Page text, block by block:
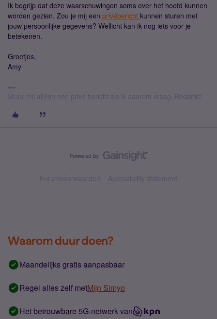
Ik begrijp dat deze waarschuwingen soms over het hoofd kunnen
worden gezien. Zou je mij een privébericht kunnen sturen met
jouw persoonlijke gegevens? Wellicht kan ik nog iets voor je
betekenen.
Groetjes,
Amy
Stuur mij alleen een privé bericht als ik daarom vraag. Bedankt!
Forumvoorwaarden Accessibility statement
Waarom duur doen?
Maandelijks gratis aanpasbaar
Regel alles zelf metMijn Simyo
Het betrouwbare 5G-netwerk van